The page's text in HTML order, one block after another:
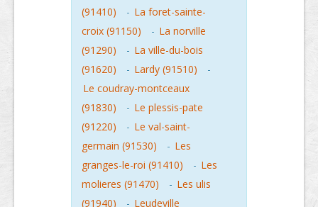
(91410)
- La foret-sainte-
croix (91150)
- La norville
(91290)
- La ville-du-bois
(91620)
- Lardy (91510)
-
Le coudray-montceaux
(91830)
- Le plessis-pate
(91220)
- Le val-saint-
germain (91530)
- Les
granges-le-roi (91410)
- Les
molieres (91470)
- Les ulis
(91940)
- Leudeville